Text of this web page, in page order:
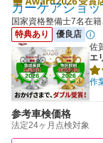
カーケアショ
国家資格整備士7名在
特典あり
優良店
佐
エ
作
参考車検価格
法定24ヶ月点検対象